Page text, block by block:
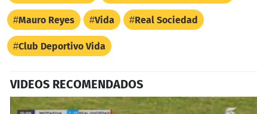
Mauro Reyes Vida Real Sociedad
Club Deportivo Vida
VIDEOS RECOMENDADOS